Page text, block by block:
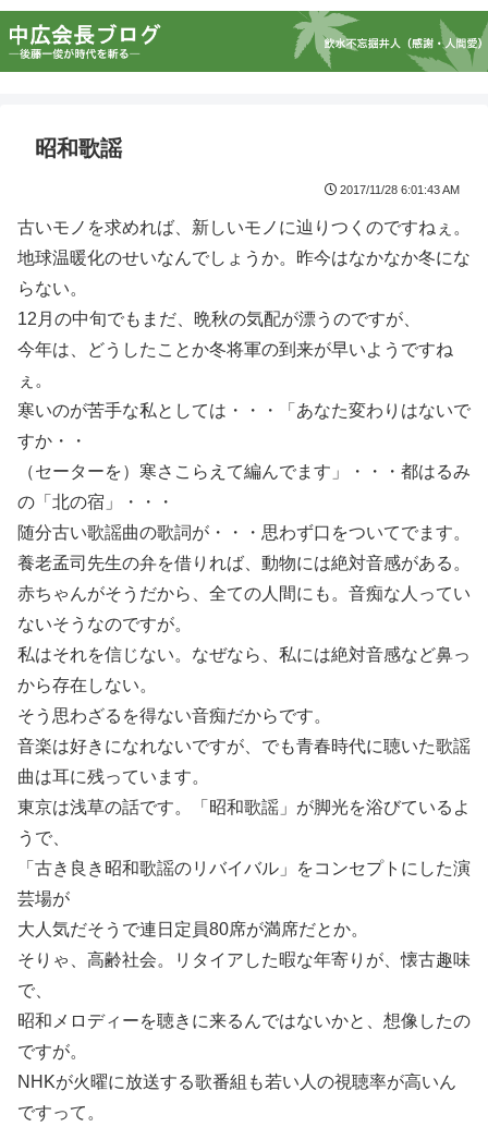
昭和歌謡
2017/11/28 6:01:43 AM
古いモノを求めれば、新しいモノに辿りつくのですねぇ。
地球温暖化のせいなんでしょうか。昨今はなかなか冬にな
らない。
12月の中旬でもまだ、晩秋の気配が漂うのですが、
今年は、どうしたことか冬将軍の到来が早いようですね
ぇ。
寒いのが苦手な私としては・・・「あなた変わりはないで
すか・・
（セーターを）寒さこらえて編んでます」・・・都はるみ
の「北の宿」・・・
随分古い歌謡曲の歌詞が・・・思わず口をついてでます。
養老孟司先生の弁を借りれば、動物には絶対音感がある。
赤ちゃんがそうだから、全ての人間にも。音痴な人ってい
ないそうなのですが。
私はそれを信じない。なぜなら、私には絶対音感など鼻っ
から存在しない。
そう思わざるを得ない音痴だからです。
音楽は好きになれないですが、でも青春時代に聴いた歌謡
曲は耳に残っています。
東京は浅草の話です。「昭和歌謡」が脚光を浴びているよ
うで、
「古き良き昭和歌謡のリバイバル」をコンセプトにした演
芸場が
大人気だそうで連日定員80席が満席だとか。
そりゃ、高齢社会。リタイアした暇な年寄りが、懐古趣味
で、
昭和メロディーを聴きに来るんではないかと、想像したの
ですが。
NHKが火曜に放送する歌番組も若い人の視聴率が高いん
ですって。